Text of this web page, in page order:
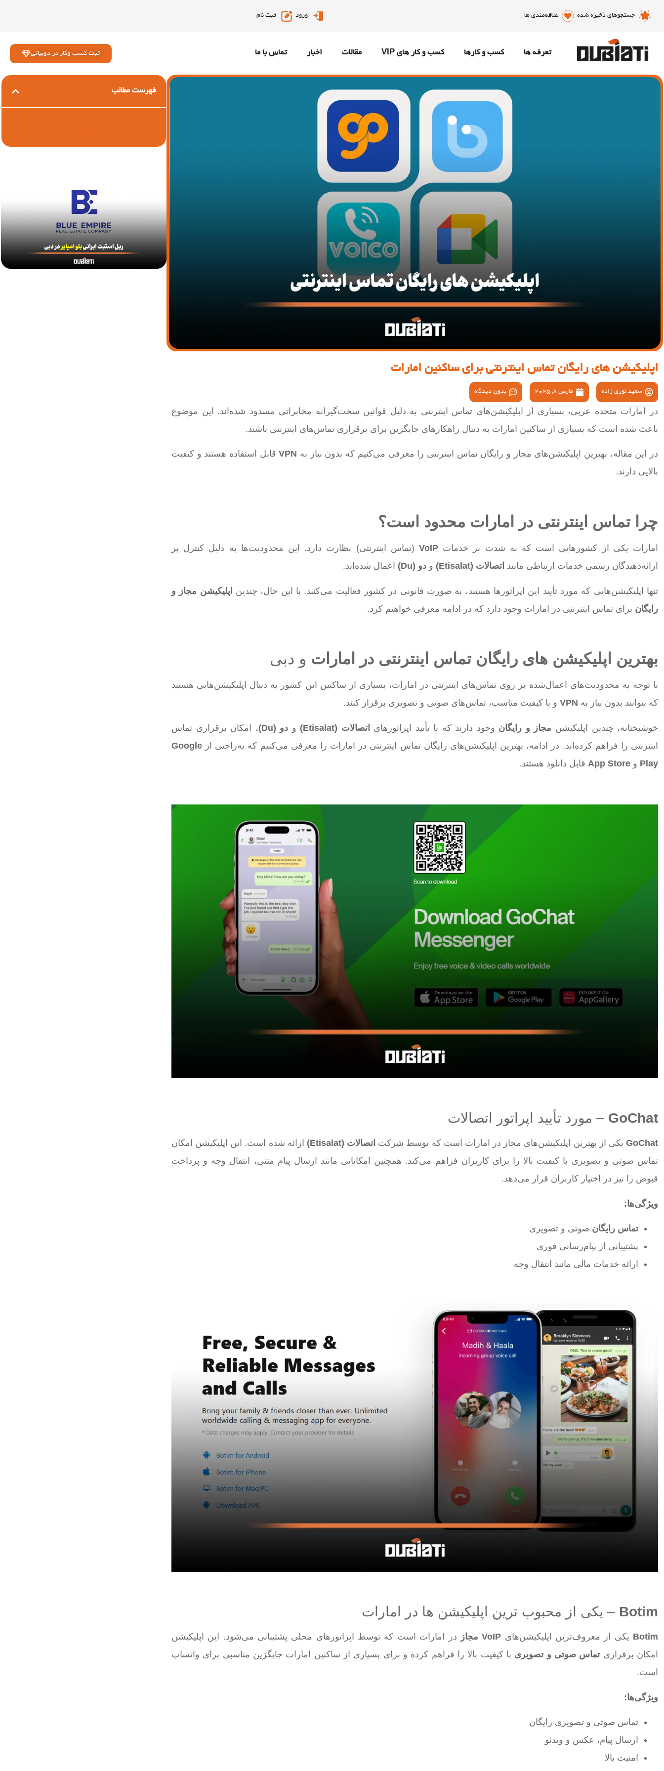
جستجوهای ذخیره شده علاقه‌مندی ها ورود ثبت نام
تعرفه ها کسب و کارها کسب و کار های VIP مقالات اخبار تماس با ما ثبت کسب وکار در دوبیاتی
اپلیکیشن های رایگان تماس اینترنتی برای ساکنین امارات
سعید نوری زاده مارس 8, 2025 بدون دیدگاه
در امارات متحده عربی، بسیاری از اپلیکیشن‌های تماس اینترنتی به دلیل قوانین سخت‌گیرانه مخابراتی مسدود شده‌اند. این موضوع
باعث شده است که بسیاری از ساکنین امارات به دنبال راهکارهای جایگزین برای برقراری تماس‌های اینترنتی باشند.
در این مقاله، بهترین اپلیکیشن‌های مجاز و رایگان تماس اینترنتی را معرفی می‌کنیم که بدون نیاز به VPNقابل استفاده هستند و کیفیت
بالایی دارند.
چرا تماس اینترنتی در امارات محدود است؟
امارات یکی از کشورهایی است که به شدت بر خدمات
(تماس اینترنتی) نظارت دارد. این محدودیت‌ها به دلیل کنترل بر
ارائه‌دهندگان رسمی خدمات ارتباطی مانند اتصالات (Etisalat) و دو (Du) اعمال شده‌اند.
تنها اپلیکیشن‌هایی که مورد تأیید این اپراتورها هستند، به صورت قانونی در کشور فعالیت می‌کنند. با این حال، چندین اپلیکیشن مجاز و
رایگان برای تماس اینترنتی در امارات وجود دارد که در ادامه معرفی خواهیم کرد.
بهترین اپلیکیشن های رایگان تماس اینترنتی در امارات و دبی
با توجه به محدودیت‌های اعمال‌شده بر روی تماس‌های اینترنتی در امارات، بسیاری از ساکنین این کشور به دنبال اپلیکیشن‌هایی هستند
که بتوانند بدون نیاز به VPN و با کیفیت مناسب، تماس‌های صوتی و تصویری برقرار کنند.
خوشبختانه، چندین اپلیکیشن مجاز و رایگان وجود دارند که با تأیید اپراتورهای اتصالات (Etisalat) و دو (Du)
، امکان برقراری تماس
اینترنتی را فراهم کرده‌اند. در ادامه، بهترین اپلیکیشن‌های رایگان تماس اینترنتی در امارات را معرفی می‌کنیم که به‌راحتی از Google
Play و App Store قابل دانلود هستند.
GoChat – مورد تأیید اپراتور اتصالات
GoChatیکی از بهترین اپلیکیشن‌های مجاز در امارات است که توسط شرکت اتصالات (Etisalat)
ارائه شده است. این اپلیکیشن امکان
تماس صوتی و تصویری با کیفیت بالا را برای کاربران فراهم می‌کند. همچنین امکاناتی مانند ارسال پیام متنی، انتقال وجه و پرداخت
قبوض را نیز در اختیار کاربران قرار می‌دهد.
ویژگی‌ها:
تماس رایگان صوتی و تصویری
پشتیبانی از پیام‌رسانی فوری
ارائه خدمات مالی مانند انتقال وجه
Botim – یکی از محبوب ترین اپلیکیشن ها در امارات
Botim یکی از معروف‌ترین اپلیکیشن‌های VoIP مجاز
در امارات است که توسط اپراتورهای محلی پشتیبانی می‌شود. این اپلیکیشن
امکان برقراری تماس صوتی و تصویری با کیفیت بالا را فراهم کرده و برای بسیاری از ساکنین امارات جایگزین مناسبی برای واتساپ
است.
ویژگی‌ها:
تماس صوتی و تصویری رایگان
ارسال پیام، عکس و ویدئو
امنیت بالا
فهرست مطالب